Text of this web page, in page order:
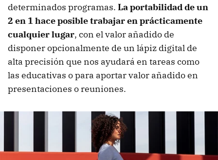
determinados programas. La portabilidad de un
2 en 1 hace posible trabajar en prácticamente
cualquier lugar, con el valor añadido de
disponer opcionalmente de un lápiz digital de
alta precisión que nos ayudará en tareas como
las educativas o para aportar valor añadido en
presentaciones o reuniones.